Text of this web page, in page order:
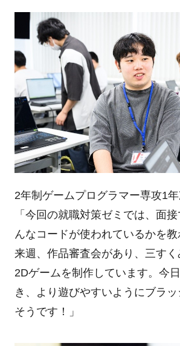
2年制ゲームプログラマー専攻1
「今回の就職対策ゼミでは、面
んなコードが使われているかを教
来週、作品審査会があり、三す
2Dゲームを制作しています。今
き、より遊びやすいようにブラ
そうです！」